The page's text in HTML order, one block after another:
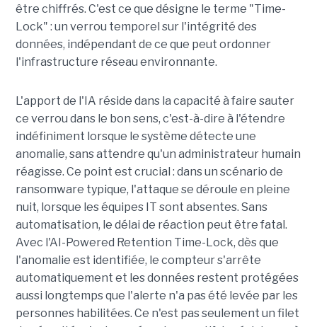
être chiffrés. C'est ce que désigne le terme "Time-
Lock" : un verrou temporel sur l'intégrité des
données, indépendant de ce que peut ordonner
l'infrastructure réseau environnante.
L'apport de l'IA réside dans la capacité à faire sauter
ce verrou dans le bon sens, c'est-à-dire à l'étendre
indéfiniment lorsque le système détecte une
anomalie, sans attendre qu'un administrateur humain
réagisse. Ce point est crucial : dans un scénario de
ransomware typique, l'attaque se déroule en pleine
nuit, lorsque les équipes IT sont absentes. Sans
automatisation, le délai de réaction peut être fatal.
Avec l'AI-Powered Retention Time-Lock, dès que
l'anomalie est identifiée, le compteur s'arrête
automatiquement et les données restent protégées
aussi longtemps que l'alerte n'a pas été levée par les
personnes habilitées. Ce n'est pas seulement un filet